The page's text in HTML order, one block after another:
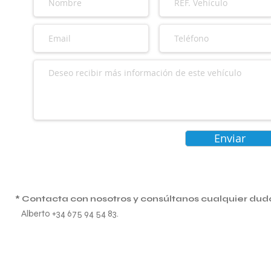
Enviar
* Contacta con nosotros y consúltanos cualquier
Alberto +34 675 94 54 83.